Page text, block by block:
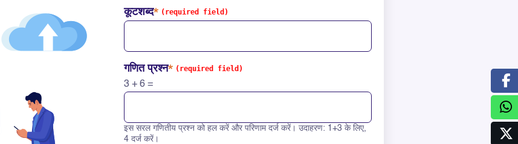
कूटशब्द
गणित प्रश्न
3 + 6 =
Solve this math question: 3 + 6 =
इस सरल गणितीय प्रश्न को हल करें और परिणाम दर्ज करें। उदाहरण: 1+3 के लिए,
4 दर्ज करें।